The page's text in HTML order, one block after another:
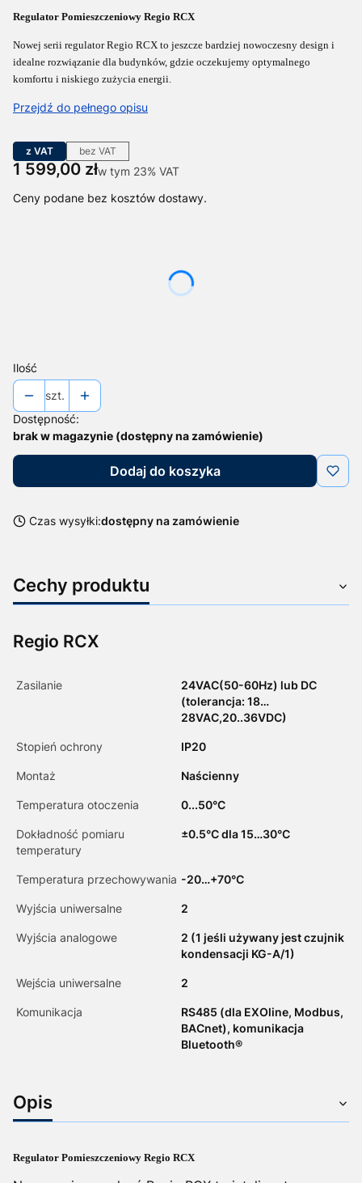
Regulator Pomieszczeniowy Regio RCX
Nowej serii regulator Regio RCX to jeszcze bardziej nowoczesny design i
idealne rozwiązanie dla budynków, gdzie oczekujemy optymalnego
komfortu i niskiego zużycia energii.
Przejdź do pełnego opisu
z VAT bez VAT
Cena
1 599,00 złw tym 23% VAT
w tym 23% VAT
Ceny podane bez kosztów dostawy.
Ilość
szt.
Dostępność:
brak w magazynie (dostępny na zamówienie)
Dodaj do koszyka
Czas wysyłki:dostępny na zamówienie
Cechy produktu
Regio RCX
Zasilanie
24VAC(50-60Hz) lub DC
(tolerancja: 18…
28VAC,20..36VDC)
Stopień ochrony IP20
Montaż Naścienny
Temperatura otoczenia 0...50°C
Dokładność pomiaru
temperatury
±0.5°C dla 15…30°C
Temperatura przechowywania -20…+70°C
Wyjścia uniwersalne 2
Wyjścia analogowe
2 (1 jeśli używany jest czujnik
kondensacji KG-A/1)
Wejścia uniwersalne 2
Komunikacja
RS485 (dla EXOline, Modbus,
BACnet), komunikacja
Bluetooth®
Opis
Regulator Pomieszczeniowy Regio RCX